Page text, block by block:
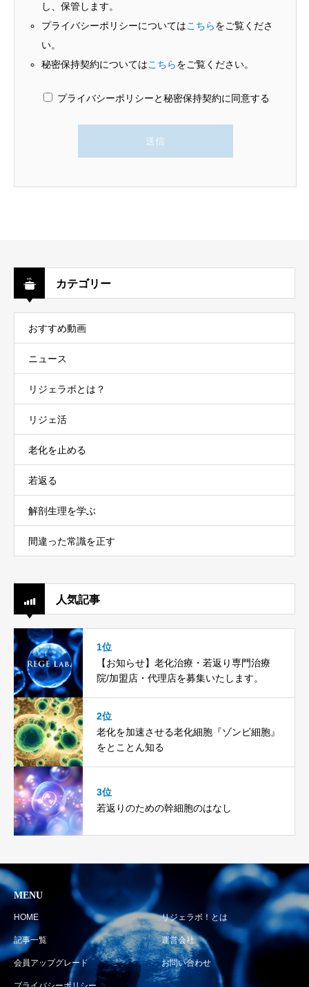
し、保管します。
プライバシーポリシーについてはこちらをご覧くださ
い。
秘密保持契約についてはこちらをご覧ください。
プライバシーポリシーと秘密保持契約に同意する
カテゴリー
おすすめ動画
ニュース
リジェラボとは？
リジェ活
老化を止める
若返る
解剖生理を学ぶ
間違った常識を正す
人気記事
1位
【お知らせ】老化治療・若返り専門治療
院/加盟店・代理店を募集いたします。
2位
老化を加速させる老化細胞『ゾンビ細胞』
をとことん知る
3位
若返りのための幹細胞のはなし
MENU
HOME リジェラボ！とは
記事一覧 運営会社
会員アップグレード お問い合わせ